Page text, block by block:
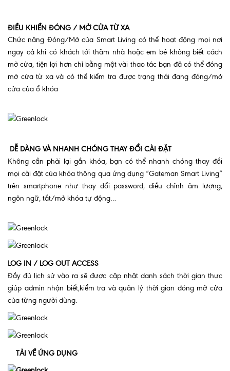
ĐIỀU KHIỂN ĐÓNG / MỞ CỬA TỪ XA
Chức năng Đóng/Mở của Smart Living có thể hoạt động mọi nơi
ngay cả khi có khách tới thăm nhà hoặc em bé không biết cách
mở cửa, tiện lợi hơn chỉ bằng một vài thao tác bạn đã có thể đóng
mở cửa từ xa và có thể kiểm tra được trạng thái đang đóng/mở
cửa của ổ khóa
DỄ DÀNG VÀ NHANH CHÓNG THAY ĐỔI CÀI ĐẶT
Không cần phải lại gần khóa, bạn có thể nhanh chóng thay đổi
mọi cài đặt của khóa thông qua ứng dụng “Gateman Smart Living”
trên smartphone như thay đổi password, điều chỉnh âm lượng,
ngôn ngữ, tắt/mở khóa tự động…
LOG IN / LOG OUT ACCESS
Đầy đủ lịch sử vào ra sẽ được cập nhật danh sách thời gian thực
giúp admin nhận biết,kiểm tra và quản lý thời gian đóng mở cửa
của từng người dùng.
TẢI VỀ ỨNG DỤNG